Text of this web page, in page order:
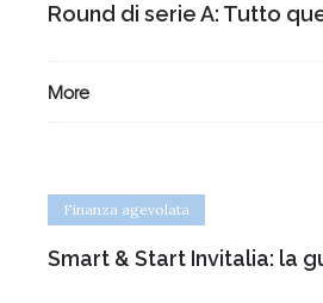
Round di serie A: Tutto
More
Finanza agevolata
Smart & Start Invitalia: la